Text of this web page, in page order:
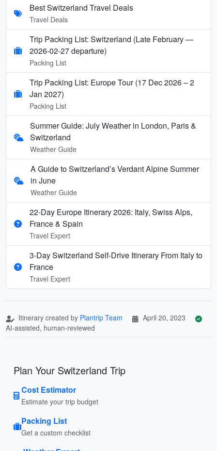
Best Switzerland Travel Deals
Travel Deals
Trip Packing List: Switzerland (Late February —
2026-02-27 departure)
Packing List
Trip Packing List: Europe Tour (17 Dec 2026 – 2
Jan 2027)
Packing List
Summer Guide: July Weather in London, Paris &
Switzerland
Weather Guide
A Guide to Switzerland’s Verdant Alpine Summer
in June
Weather Guide
22-Day Europe Itinerary 2026: Italy, Swiss Alps,
France & Spain
Travel Expert
3-Day Switzerland Self-Drive Itinerary From Italy to
France
Travel Expert
Itinerary created by Plantrip Team
April 20, 2023
AI-assisted, human-reviewed
Plan Your Switzerland Trip
Cost Estimator
Estimate your trip budget
Packing List
Get a custom checklist